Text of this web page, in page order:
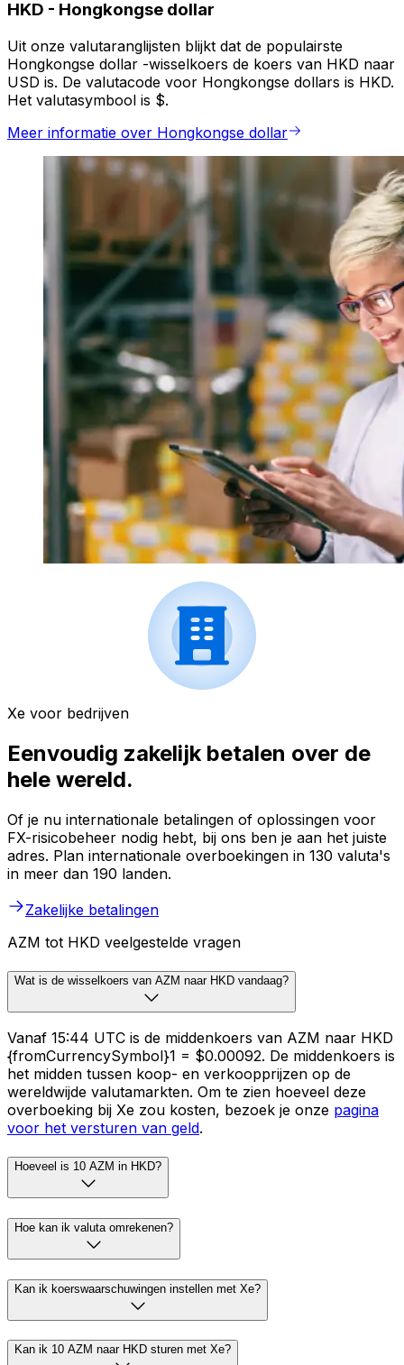
HKD - Hongkongse dollar
Uit onze valutaranglijsten blijkt dat de populairste
Hongkongse dollar -wisselkoers de koers van HKD naar
USD is. De valutacode voor Hongkongse dollars is HKD.
Het valutasymbool is $.
Meer informatie over Hongkongse dollar
Xe voor bedrijven
Eenvoudig zakelijk betalen over de
hele wereld.
Of je nu internationale betalingen of oplossingen voor
FX-risicobeheer nodig hebt, bij ons ben je aan het juiste
adres. Plan internationale overboekingen in 130 valuta's
in meer dan 190 landen.
Zakelijke betalingen
AZM tot HKD veelgestelde vragen
Wat is de wisselkoers van AZM naar HKD vandaag?
Vanaf 15:44 UTC is de middenkoers van AZM naar HKD
{fromCurrencySymbol}1 = $0.00092. De middenkoers is
het midden tussen koop- en verkoopprijzen op de
wereldwijde valutamarkten. Om te zien hoeveel deze
overboeking bij Xe zou kosten, bezoek je onze pagina
voor het versturen van geld.
Hoeveel is 10 AZM in HKD?
Hoe kan ik valuta omrekenen?
Kan ik koerswaarschuwingen instellen met Xe?
Kan ik 10 AZM naar HKD sturen met Xe?